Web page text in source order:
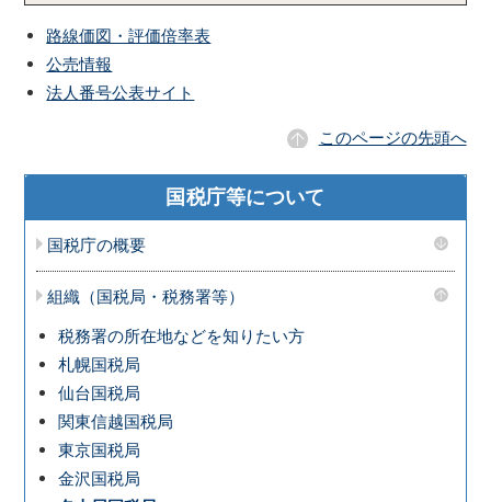
路線価図・評価倍率表
公売情報
法人番号公表サイト
このページの先頭へ
国税庁等について
国税庁の概要
組織（国税局・税務署等）
税務署の所在地などを知りたい方
札幌国税局
仙台国税局
関東信越国税局
東京国税局
金沢国税局